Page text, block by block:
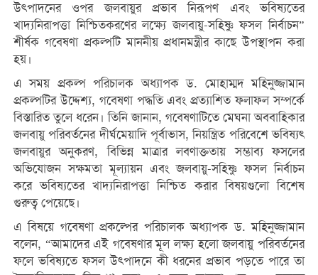
উৎপাদনের ওপর জলবায়ুর প্রভাব নিরূপণ এবং ভবিষ্যতের
খাদ্যনিরাপত্তা নিশ্চিতকরণের লক্ষ্যে জলবায়ু-সহিষ্ণু ফসল নির্বাচন”
শীর্ষক গবেষণা প্রকল্পটি মাননীয় প্রধানমন্ত্রীর কাছে উপস্থাপন করা
হয়।
এ সময় প্রকল্প পরিচালক অধ্যাপক ড. মোহাম্মদ মহিনুজ্জামান
প্রকল্পটির উদ্দেশ্য, গবেষণা পদ্ধতি এবং প্রত্যাশিত ফলাফল সম্পর্কে
বিস্তারিত তুলে ধরেন। তিনি জানান, গবেষণাটিতে মেঘনা অববাহিকার
জলবায়ু পরিবর্তনের দীর্ঘমেয়াদি পূর্বাভাস, নিয়ন্ত্রিত পরিবেশে ভবিষ্যৎ
জলবায়ুর অনুকরণ, বিভিন্ন মাত্রার লবণাক্ততায় সম্ভাব্য ফসলের
অভিযোজন সক্ষমতা মূল্যায়ন এবং জলবায়ু-সহিষ্ণু ফসল নির্বাচন
করে ভবিষ্যতের খাদ্যনিরাপত্তা নিশ্চিত করার বিষয়গুলো বিশেষ
গুরুত্ব পেয়েছে।
এ বিষয়ে গবেষণা প্রকল্পের পরিচালক অধ্যাপক ড. মহিনুজ্জামান
বলেন, “আমাদের এই গবেষণার মূল লক্ষ্য হলো জলবায়ু পরিবর্তনের
ফলে ভবিষ্যতে ফসল উৎপাদনে কী ধরনের প্রভাব পড়তে পারে তা